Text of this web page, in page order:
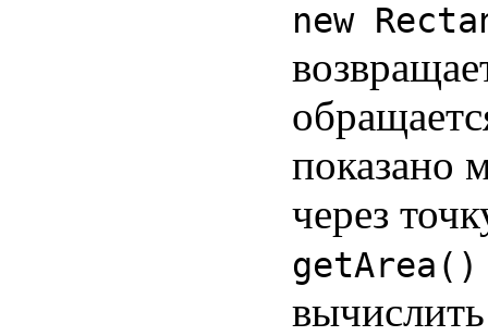
new
показано
через
getArea()